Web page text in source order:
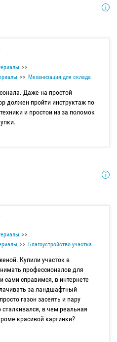
Механизация для склада
Даже на простой
должен пройти инструктаж по
и простои из за поломок
Благоустройство участка
Купили участок в
профессионалов для
сами справимся, в интернете
за ландшафтный
газон засеять и пару
в чем реальная
красивой картинки?